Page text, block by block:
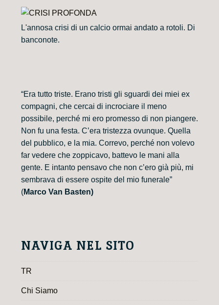
L'annosa crisi di un calcio ormai andato a rotoli. Di
banconote.
“Era tutto triste. Erano tristi gli sguardi dei miei ex
compagni, che cercai di incrociare il meno
possibile, perché mi ero promesso di non piangere.
Non fu una festa. C’era tristezza ovunque. Quella
del pubblico, e la mia. Correvo, perché non volevo
far vedere che zoppicavo, battevo le mani alla
gente. E intanto pensavo che non c’ero già più, mi
sembrava di essere ospite del mio funerale”
(Marco Van Basten)
NAVIGA NEL SITO
TR
Chi Siamo